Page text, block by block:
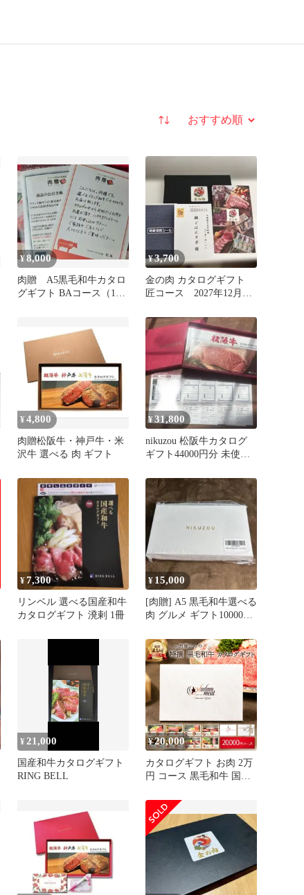
並び替え
¥8,000
肉贈 A5黒毛和牛カタロ
グギフト BAコース（1万
¥3,700
金の肉 カタログギフト
匠コース 2027年12月31
¥4,800
肉贈松阪牛・神戸牛・米
沢牛 選べる 肉 ギフト
¥31,800
nikuzou 松阪牛カタログ
ギフト44000円分 未使用/
¥7,300
リンベル 選べる国産和牛
カタログギフト 溌剌 1冊
¥ 15,000
[肉贈] A5 黒毛和牛選べる
肉 グルメ ギフト10000円
¥ 21,000
国産和牛カタログギフト
RING BELL
¥20,000
カタログギフト お肉 2万
円 コース 黒毛和牛 国産
ゼント ギフト 誕生日 内
祝い お返し 景品 ギフト
券 商品券 カード 20000円